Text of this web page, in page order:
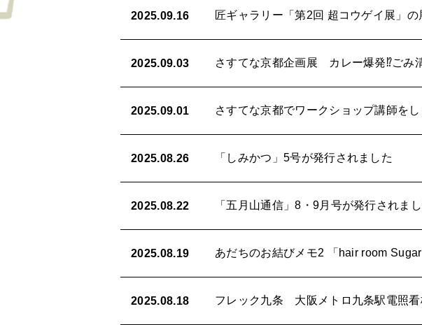
2025.09.16 匠ギャラリー「第2回 超コウゲイ展」
2025.09.03 さすてな京都企画展 カレー爆発⁉ごみ
2025.09.01 さすてな京都でワークショップ講師をし
2025.08.26 「しみかつ」5号が発行されました
2025.08.22 「五月山通信」8・9月号が発行されま
2025.08.19 あだちのお結びメモ2 「hair room
2025.08.18 フレック九条 大阪メトロ九条駅電照看